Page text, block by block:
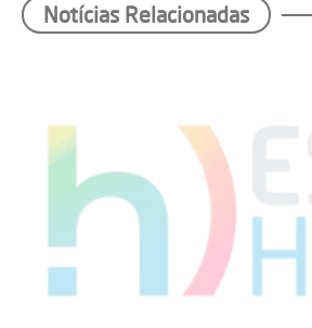
Notícias Relacionadas